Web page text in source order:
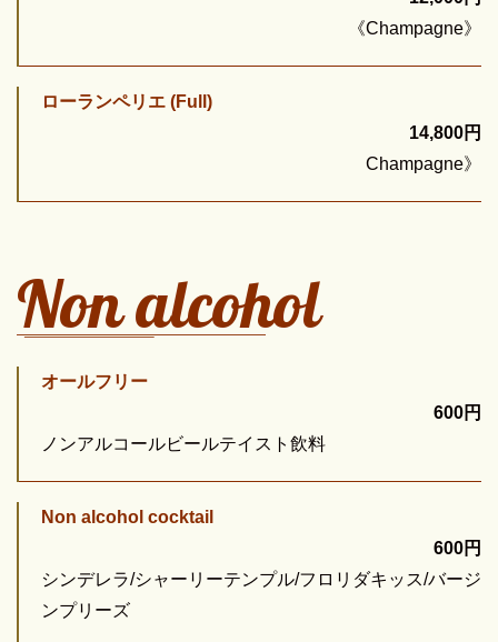
《Champagne》
ローランペリエ (Full)
14,800円
Champagne》
Non alcohol
オールフリー
600円
ノンアルコールビールテイスト飲料
Non alcohol cocktail
600円
シンデレラ/シャーリーテンプル/フロリダキッス/バージ
ンプリーズ